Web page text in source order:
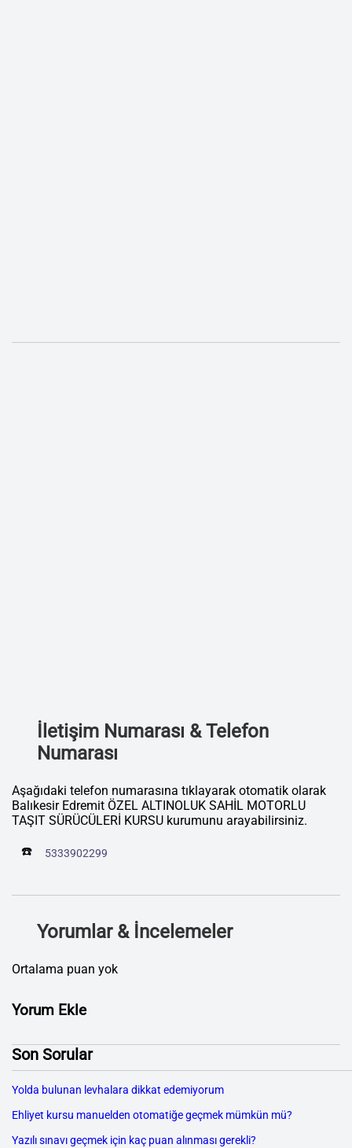
İletişim Numarası & Telefon
Numarası
Aşağıdaki telefon numarasına tıklayarak otomatik olarak
Balıkesir Edremit ÖZEL ALTINOLUK SAHİL MOTORLU
TAŞIT SÜRÜCÜLERİ KURSU kurumunu arayabilirsiniz.
☎️ 5333902299
Yorumlar & İncelemeler
Ortalama puan yok
Yorum Ekle
Son Sorular
Yolda bulunan levhalara dikkat edemiyorum
Ehliyet kursu manuelden otomatiğe geçmek mümkün mü?
Yazılı sınavı geçmek için kaç puan alınması gerekli?